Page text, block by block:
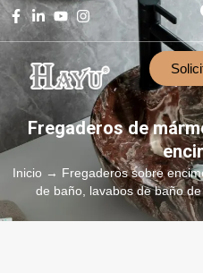
Fregaderos de
Inicio → Fregaderos sobre
de baño, lavabos de baño